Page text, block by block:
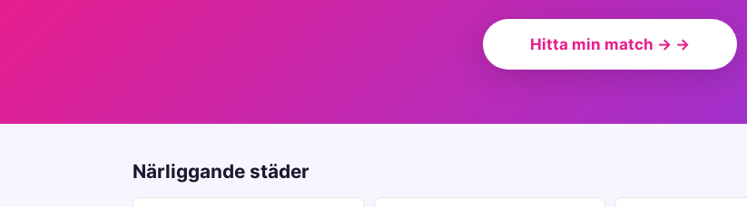
Hitta min match → →
Närliggande städer